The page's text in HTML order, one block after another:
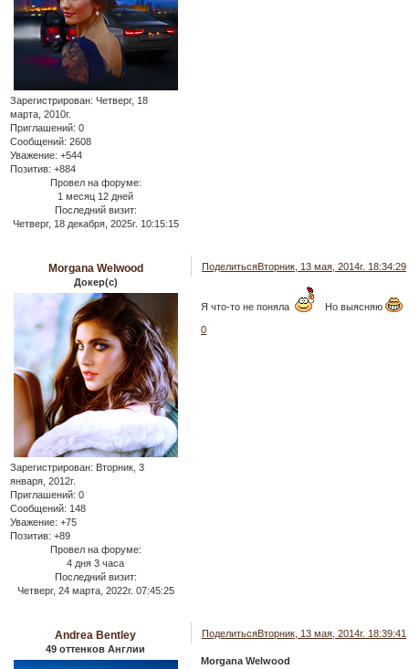
Зарегистрирован: Четверг, 18
марта, 2010г.
Приглашений: 0
Сообщений: 2608
Уважение: +544
Позитив: +884
Провел на форуме:
1 месяц 12 дней
Последний визит:
Четверг, 18 декабря, 2025г. 10:15:15
ПоделитьсяВторник, 13 мая, 2014г. 18:34:29
Morgana Welwood
Докер(с)
Зарегистрирован: Вторник, 3
января, 2012г.
Приглашений: 0
Сообщений: 148
Уважение: +75
Позитив: +89
Провел на форуме:
4 дня 3 часа
Последний визит:
Четверг, 24 марта, 2022г. 07:45:25
Я что-то не поняла Но выясняю
0
ПоделитьсяВторник, 13 мая, 2014г. 18:39:41
Andrea Bentley
49 оттенков Англии
Morgana Welwood